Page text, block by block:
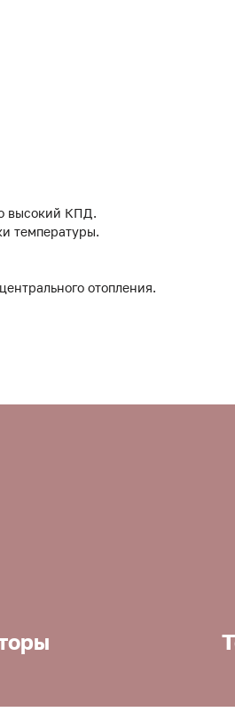
высокий КПД.
температуры.
отопления.